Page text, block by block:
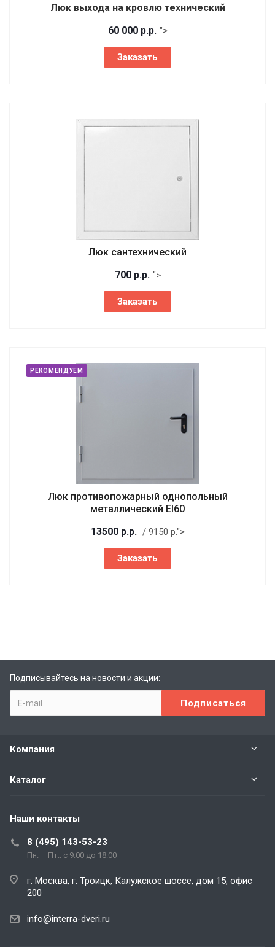
Люк выхода на кровлю технический
60 000 р.р. ">
Заказать
Люк сантехнический
700 р.р. ">
Заказать
РЕКОМЕНДУЕМ
Люк противопожарный однопольный
металлический EI60
13500 р.р. / 9150 р.">
Заказать
Подписывайтесь на новости и акции:
Компания
Каталог
Наши контакты
8 (495) 143-53-23
Пн. – Пт.: с 9:00 до 18:00
г. Москва, г. Троицк, Калужское шоссе, дом 15, офис
200
info@interra-dveri.ru